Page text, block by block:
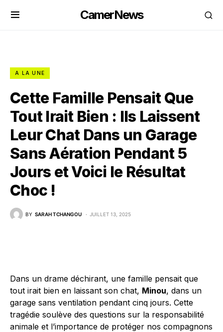
CamerNews
A LA UNE
Cette Famille Pensait Que
Tout Irait Bien : Ils Laissent
Leur Chat Dans un Garage
Sans Aération Pendant 5
Jours et Voici le Résultat
Choc !
BY SARAH TCHANGOU JUILLET 13, 2025
Dans un drame déchirant, une famille pensait que
tout irait bien en laissant son chat, Minou, dans un
garage sans ventilation pendant cinq jours. Cette
tragédie soulève des questions sur la responsabilité
animale et l’importance de protéger nos compagnons